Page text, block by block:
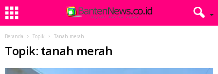
Beranda Topik Tanah merah
Topik: tanah merah